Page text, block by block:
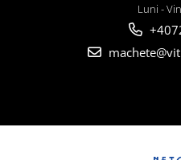
Luni -